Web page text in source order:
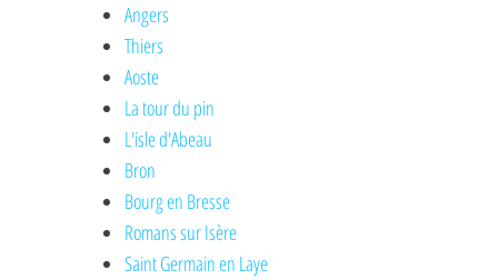
Angers
Thiers
Aoste
La tour du pin
L'isle d'Abeau
Bron
Bourg en Bresse
Romans sur Isère
Saint Germain en Laye